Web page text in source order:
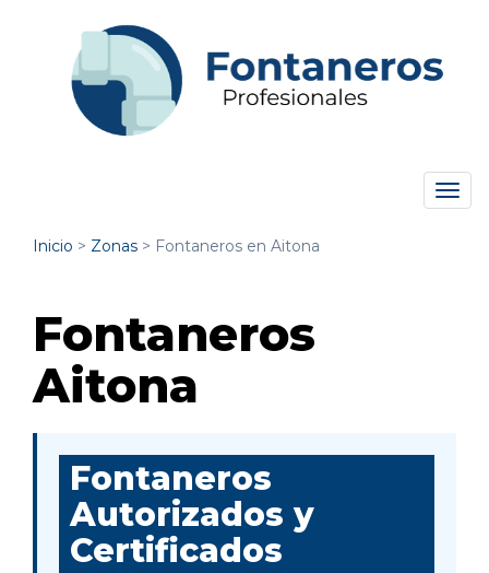
Inicio > Zonas > Fontaneros en Aitona
Fontaneros
Aitona
Fontaneros
Autorizados y
Certificados